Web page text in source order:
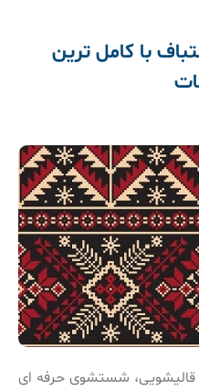
با کامل ترین
قالیشویی، شستشوی حرفه ای